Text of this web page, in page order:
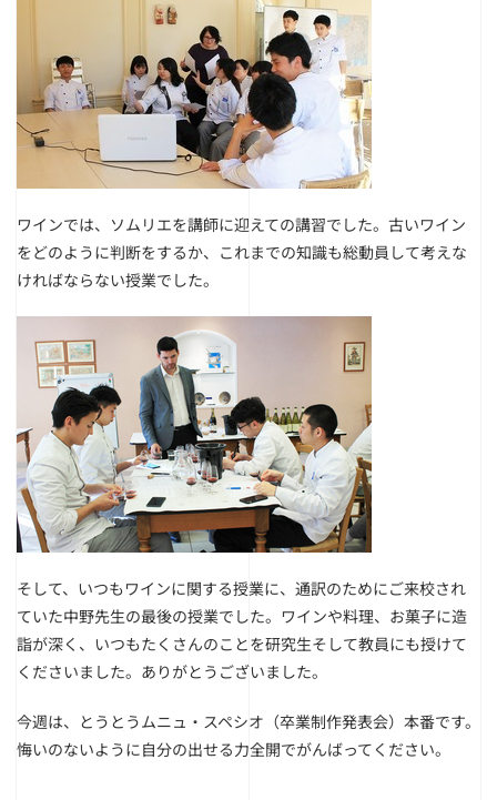
ワインでは、ソムリエを講師に迎えての講習でした。古いワイン
をどのように判断をするか、これまでの知識も総動員して考えな
ければならない授業でした。
そして、いつもワインに関する授業に、通訳のためにご来校され
ていた中野先生の最後の授業でした。ワインや料理、お菓子に造
詣が深く、いつもたくさんのことを研究生そして教員にも授けて
くださいました。ありがとうございました。
今週は、とうとうムニュ・スペシオ（卒業制作発表会）本番です。
悔いのないように自分の出せる力全開でがんばってください。